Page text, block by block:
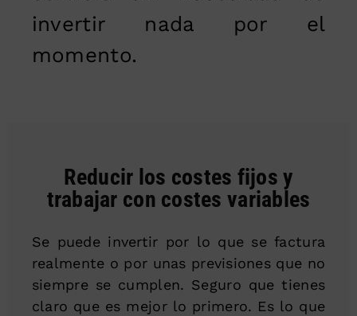
invertir nada por el
momento.
Reducir los costes fijos y
trabajar con costes variables
Se puede invertir por lo que se factura
realmente o por unas previsiones que no
siempre se cumplen. Seguro que tienes
claro que es mejor lo primero. Es lo que